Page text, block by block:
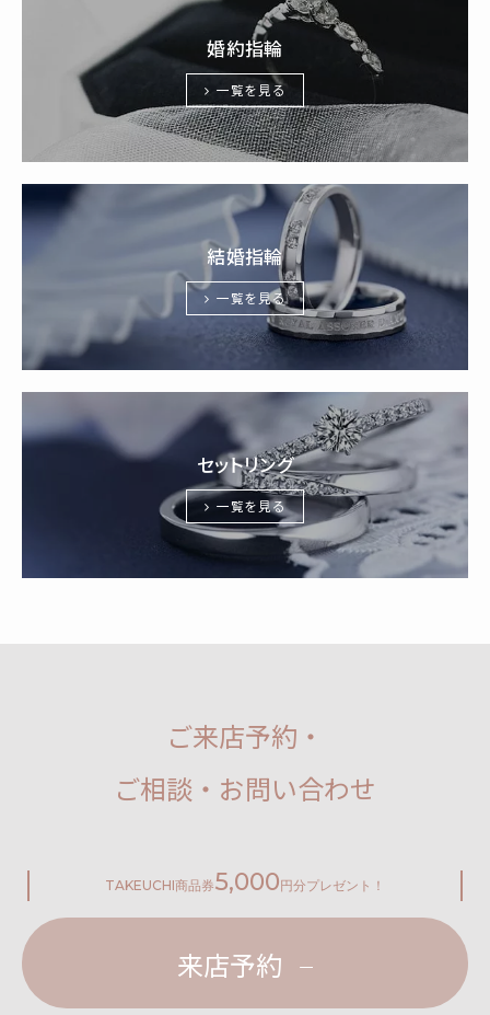
婚約指輪
一覧を見る
結婚指輪
一覧を見る
セットリング
一覧を見る
ご来店予約・
ご相談・お問い合わせ
TAKEUCHI商品券5,000 円分プレゼント！
来店予約